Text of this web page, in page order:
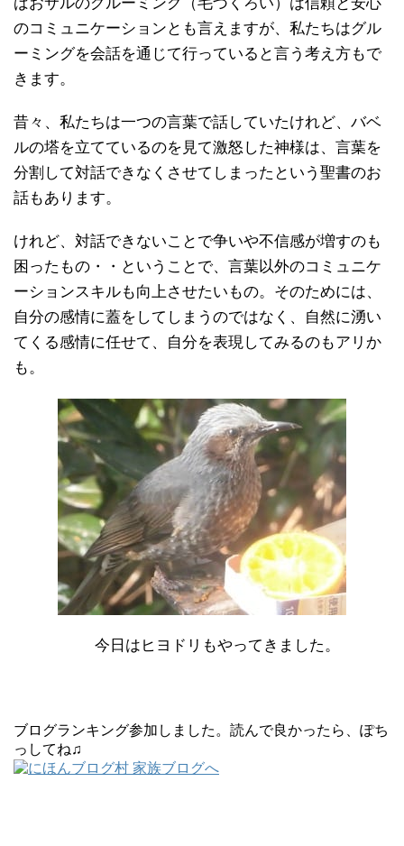
のコミュニケーションとも言えますが、私たちはグル
ーミングを会話を通じて行っていると言う考え方もで
きます。
昔々、私たちは一つの言葉で話していたけれど、バベ
ルの塔を立てているのを見て激怒した神様は、言葉を
分割して対話できなくさせてしまったという聖書のお
話もあります。
けれど、対話できないことで争いや不信感が増すのも
困ったもの・・ということで、言葉以外のコミュニケ
ーションスキルも向上させたいもの。そのためには、
自分の感情に蓋をしてしまうのではなく、自然に湧い
てくる感情に任せて、自分を表現してみるのもアリか
も。
今日はヒヨドリもやってきました。
ブログランキング参加しました。読んで良かったら、ぽち
っしてね♫